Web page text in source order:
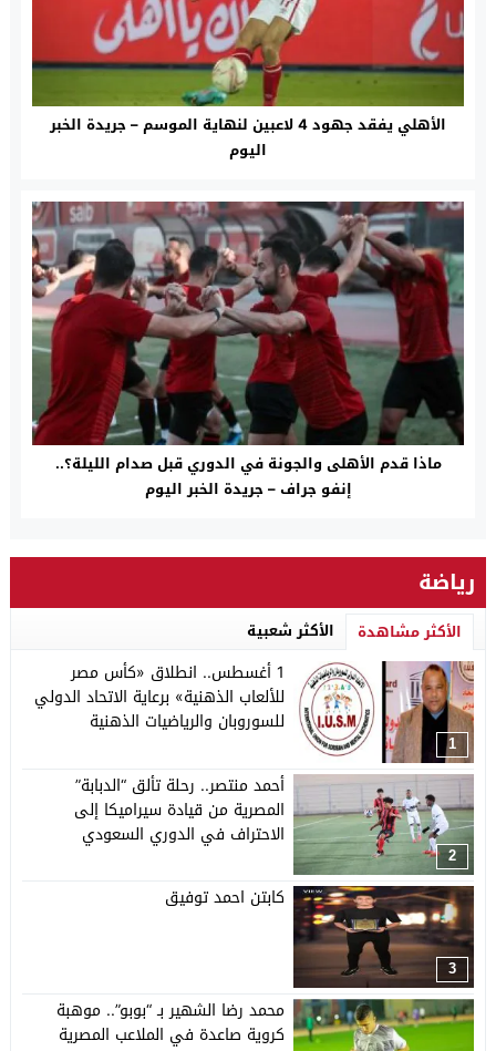
الأهلي يفقد جهود 4 لاعبين لنهاية الموسم – جريدة الخبر
اليوم
ماذا قدم الأهلى والجونة في الدوري قبل صدام الليلة؟..
إنفو جراف – جريدة الخبر اليوم
رياضة
الأكثر مشاهدة الأكثر شعبية
1
1 أغسطس.. انطلاق «كأس مصر
للألعاب الذهنية» برعاية الاتحاد الدولي
للسوروبان والرياضيات الذهنية
2
أحمد منتصر.. رحلة تألق “الدبابة”
المصرية من قيادة سيراميكا إلى
الاحتراف في الدوري السعودي
3
كابتن احمد توفيق
محمد رضا الشهير بـ “بوبو”.. موهبة
كروية صاعدة في الملاعب المصرية